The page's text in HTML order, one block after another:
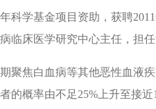
科学基金项目资助，获聘
临床医学研究中心主任，担
聚焦白血病等其他恶性血液
的概率由不足25%上升至接